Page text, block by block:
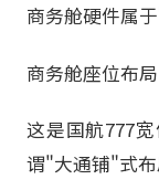
商务舱硬件属
商务舱座位布
这是国航777
谓"大通铺"式布